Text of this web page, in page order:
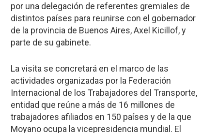
por una delegación de referentes gremiales de
distintos países para reunirse con el gobernador
de la provincia de Buenos Aires, Axel Kicillof, y
parte de su gabinete.
La visita se concretará en el marco de las
actividades organizadas por la Federación
Internacional de los Trabajadores del Transporte,
entidad que reúne a más de 16 millones de
trabajadores afiliados en 150 países y de la que
Moyano ocupa la vicepresidencia mundial. El